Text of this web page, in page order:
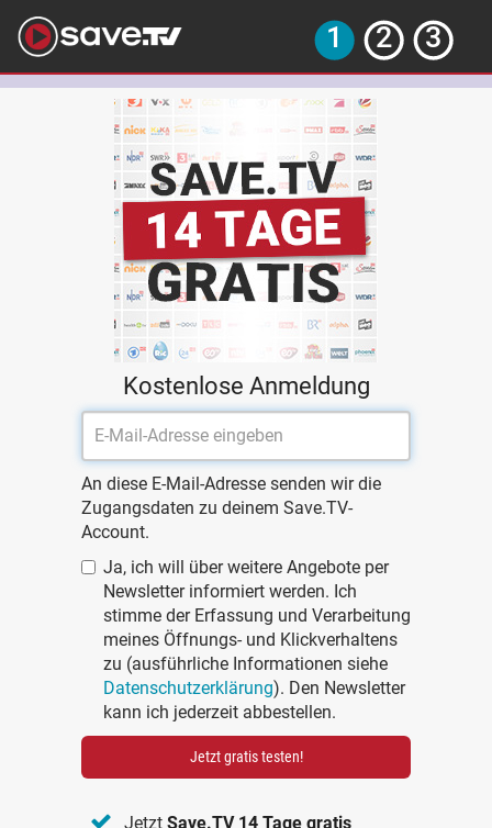
Kostenlose Anmeldung
An diese E-Mail-Adresse senden wir die
Zugangsdaten zu deinem Save.TV-
Account.
Ja, ich will über weitere Angebote per
Newsletter informiert werden. Ich
stimme der Erfassung und Verarbeitung
meines Öffnungs- und Klickverhaltens
zu (ausführliche Informationen siehe
Datenschutzerklärung). Den Newsletter
kann ich jederzeit abbestellen.
Jetzt gratis testen!
JetztSave.TV 14 Tage gratis